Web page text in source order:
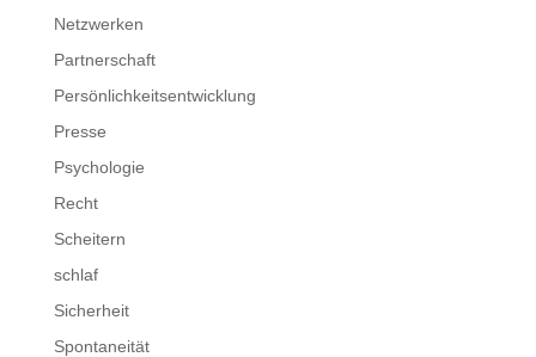
Netzwerken
Partnerschaft
Persönlichkeitsentwicklung
Presse
Psychologie
Recht
Scheitern
schlaf
Sicherheit
Spontaneität